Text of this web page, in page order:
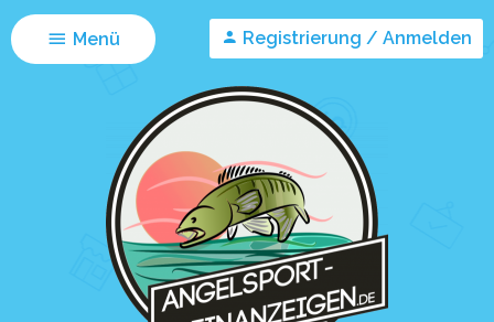
Menü Registrierung / Anmelden